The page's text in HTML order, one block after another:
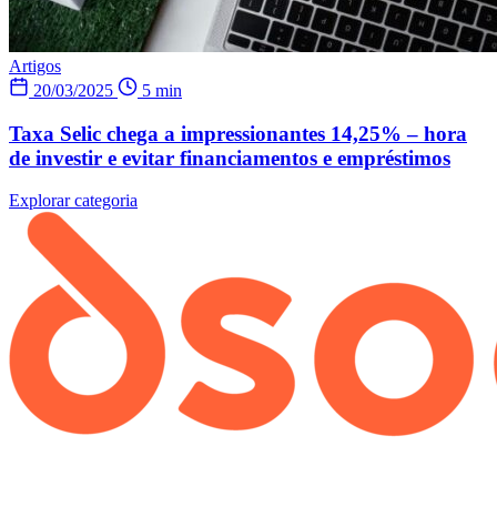
Artigos
20/03/2025
5 min
Taxa Selic chega a impressionantes 14,25% – hora
de investir e evitar financiamentos e empréstimos
Explorar categoria